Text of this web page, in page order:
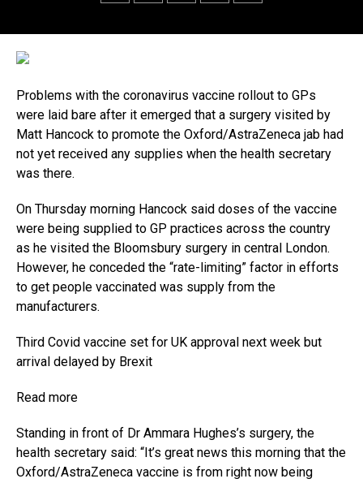
Problems with the coronavirus vaccine rollout to GPs
were laid bare after it emerged that a surgery visited by
Matt Hancock to promote the Oxford/AstraZeneca jab had
not yet received any supplies when the health secretary
was there.
On Thursday morning Hancock said doses of the vaccine
were being supplied to GP practices across the country
as he visited the Bloomsbury surgery in central London.
However, he conceded the “rate-limiting” factor in efforts
to get people vaccinated was supply from the
manufacturers.
Third Covid vaccine set for UK approval next week but
arrival delayed by Brexit
Read more
Standing in front of Dr Ammara Hughes’s surgery, the
health secretary said: “It’s great news this morning that the
Oxford/AstraZeneca vaccine is from right now being